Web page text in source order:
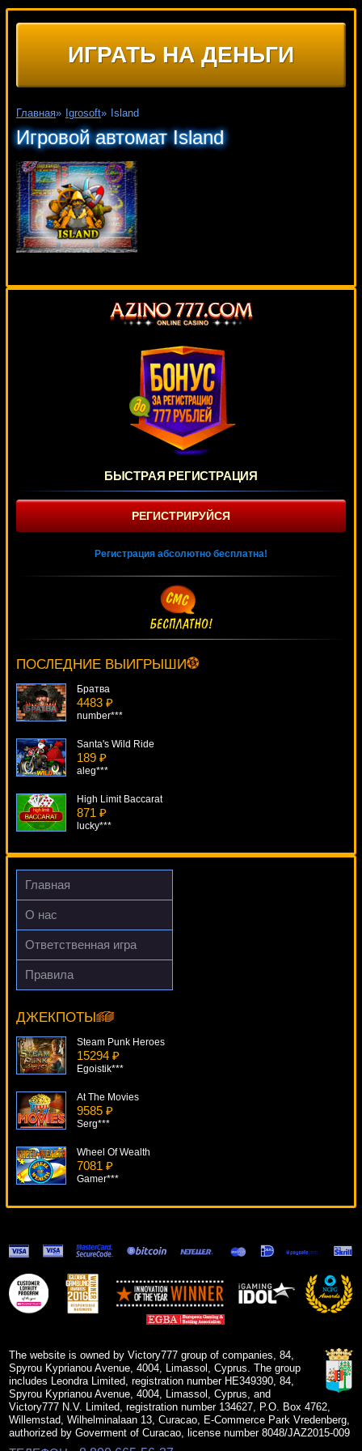
ИГРАТЬ НА ДЕНЬГИ
Главная» Igrosoft» Island
Игровой автомат Island
БЫСТРАЯ РЕГИСТРАЦИЯ
РЕГИСТРИРУЙСЯ
Регистрация абсолютно бесплатна!
ПОСЛЕДНИЕ ВЫИГРЫШИ
Deni***
Братва
4483 ₽
number***
Santa's Wild Ride
189 ₽
aleg***
High Limit Baccarat
871 ₽
lucky***
Gladiator
4087 ₽
DenisVS***
Главная
О нас
Ответственная игра
Правила
ДЖЕКПОТЫ
Bubble Bonanza
sgvwood***
Steam Punk Heroes
15294 ₽
Egoistik***
At The Movies
9585 ₽
Serg***
Wheel Of Wealth
7081 ₽
Gamer***
Golden Cobras
10475 ₽
kat***
Legends Of Ra
The website is owned by Victory777 group of companies, 84,
Spyrou Kyprianou Avenue, 4004, Limassol, Cyprus. The group
includes Leondra Limited, registration number HE349390, 84,
Spyrou Kyprianou Avenue, 4004, Limassol, Cyprus, and
Victory777 N.V. Limited, registration number 134627, P.O. Box 4762,
Willemstad, Wilhelminalaan 13, Curacao, E-Commerce Park Vredenberg,
authorized by Goverment of Curacao, license number 8048/JAZ2015-009